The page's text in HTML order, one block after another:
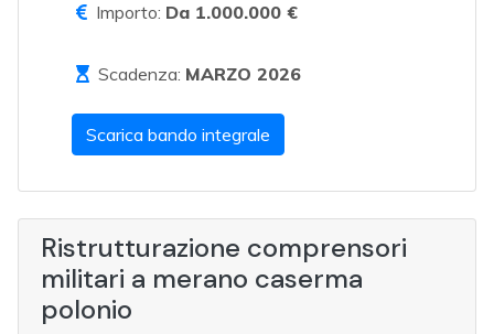
Importo: Da 1.000.000 €
Scadenza: MARZO 2026
Scarica bando integrale
Ristrutturazione comprensori
militari a merano caserma
polonio